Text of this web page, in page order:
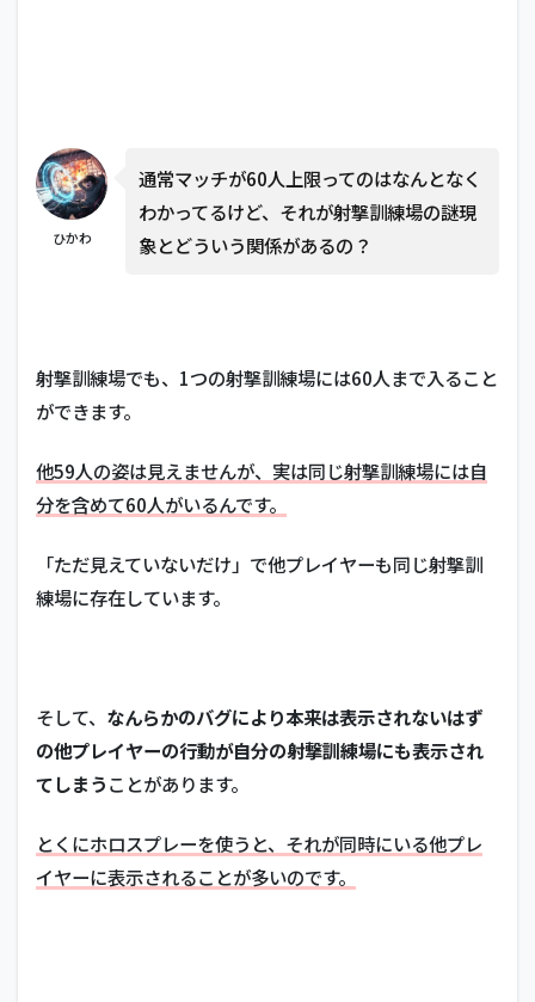
ひかわ
通常マッチが60人上限ってのはなんとなく
わかってるけど、それが射撃訓練場の謎現
象とどういう関係があるの？
射撃訓練場でも、1つの射撃訓練場には60人まで入ること
ができます。
他59人の姿は見えませんが、実は同じ射撃訓練場には自
分を含めて60人がいるんです。
「ただ見えていないだけ」で他プレイヤーも同じ射撃訓
練場に存在しています。
そして、 なんらかのバグにより本来は表示されないはず
の他プレイヤーの行動が自分の射撃訓練場にも表示され
てしまうことがあります。
とくにホロスプレーを使うと、それが同時にいる他プレ
イヤーに表示されることが多いのです。